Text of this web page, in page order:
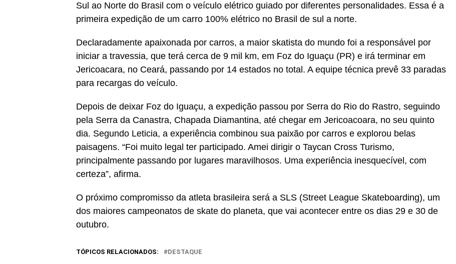
Sul ao Norte do Brasil com o veículo elétrico guiado por diferentes personalidades. Essa é a
primeira expedição de um carro 100% elétrico no Brasil de sul a norte.
Declaradamente apaixonada por carros, a maior skatista do mundo foi a responsável por
iniciar a travessia, que terá cerca de 9 mil km, em Foz do Iguaçu (PR) e irá terminar em
Jericoacara, no Ceará, passando por 14 estados no total. A equipe técnica prevê 33 paradas
para recargas do veículo.
Depois de deixar Foz do Iguaçu, a expedição passou por Serra do Rio do Rastro, seguindo
pela Serra da Canastra, Chapada Diamantina, até chegar em Jericoacoara, no seu quinto
dia. Segundo Leticia, a experiência combinou sua paixão por carros e explorou belas
paisagens. “Foi muito legal ter participado. Amei dirigir o Taycan Cross Turismo,
principalmente passando por lugares maravilhosos. Uma experiência inesquecível, com
certeza”, afirma.
O próximo compromisso da atleta brasileira será a SLS (Street League Skateboarding), um
dos maiores campeonatos de skate do planeta, que vai acontecer entre os dias 29 e 30 de
outubro.
TÓPICOS RELACIONADOS: DESTAQUE